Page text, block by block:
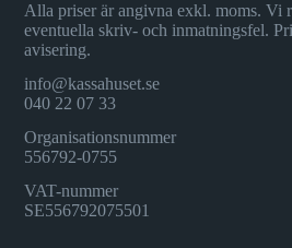
Alla priser är angivna exkl. moms. Vi
eventuella skriv- och inmatningsfel.
avisering.
info@kassahuset.se
040 22 07 33
Organisationsnummer
556792-0755
VAT-nummer
SE556792075501